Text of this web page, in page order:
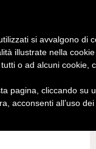
si avvalgono di
illustrate nella
o ad alcuni cookie,
pagina, cliccando su
acconsenti all’uso